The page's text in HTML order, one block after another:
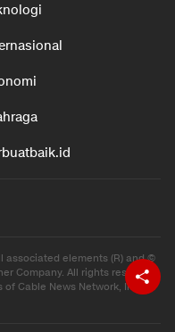
associated elements (R) and ©
Company. All rights reserved.
Cable News Network, Inc.,